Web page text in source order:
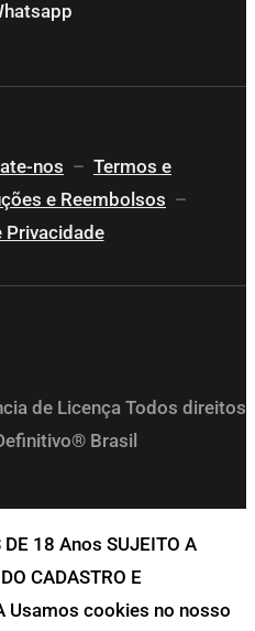
nos – Termos e
e Reembolsos –
Privacidade
de Licença Todos direitos
Brasil
DE 18 Anos SUJEITO A
CADASTRO E
Usamos cookies no nosso